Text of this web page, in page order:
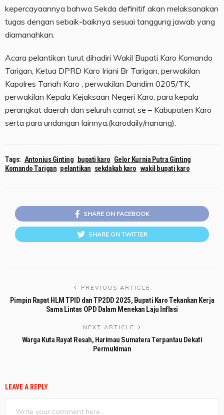
kepercayaannya bahwa Sekda definitif akan melaksanakan
tugas dengan sebaik-baiknya sesuai tanggung jawab yang
diamanahkan.
Acara pelantikan turut dihadiri Wakil Bupati Karo Komando
Tarigan, Ketua DPRD Karo Iriani Br Tarigan, perwakilan
Kapolres Tanah Karo , perwakilan Dandim 0205/TK,
perwakilan Kepala Kejaksaan Negeri Karo, para kepala
perangkat daerah dan seluruh camat se – Kabupaten Karo
serta para undangan lainnya.(karodaily/nanang).
Tags: Antonius Ginting bupati karo Gelor Kurnia Putra Ginting
Komando Tarigan pelantikan sekdakab karo wakil bupati karo
SHARE ON FACEBOOK
SHARE ON TWITTER
PREVIOUS ARTICLE
Pimpin Rapat HLM TPID dan TP2DD 2025, Bupati Karo Tekankan Kerja
Sama Lintas OPD Dalam Menekan Laju Inflasi
NEXT ARTICLE
Warga Kuta Rayat Resah, Harimau Sumatera Terpantau Dekati
Permukiman
LEAVE A REPLY